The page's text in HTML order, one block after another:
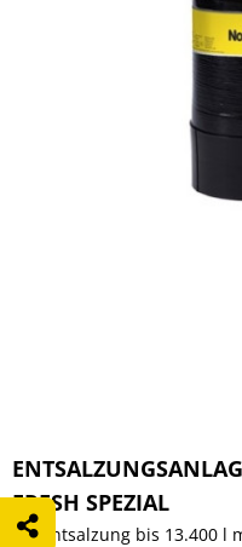
FRESH SPEZIAL
Teilentsalzung bis 13.400